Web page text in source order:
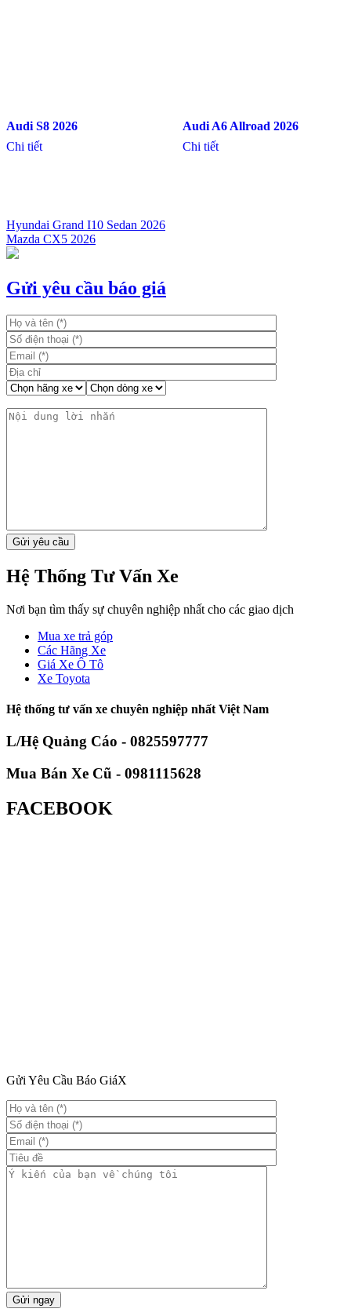
Audi S8 2026
Chi tiết
Audi A6 Allroad 2026
Chi tiết
Điều
hướng
bài
Hyundai Grand I10 Sedan 2026
Mazda CX5 2026
Gửi yêu cầu báo giá
Hệ Thống Tư Vấn Xe
Nơi bạn tìm thấy sự chuyên nghiệp nhất cho các giao dịch
Mua xe trả góp
Các Hãng Xe
Giá Xe Ô Tô
Xe Toyota
Hệ thống tư vấn xe chuyên nghiệp nhất Việt Nam
L/Hệ Quảng Cáo - 0825597777
Mua Bán Xe Cũ - 0981115628
FACEBOOK
Gửi Yêu Cầu Báo GiáX